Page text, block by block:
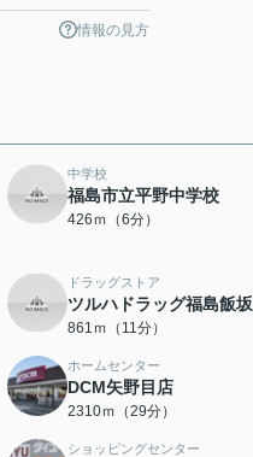
情報の見方
中学校
福島市立平野中学校
426ｍ（6分）
ドラッグストア
ツルハドラッグ福島飯
861ｍ（11分）
ホームセンター
DCM矢野目店
2310ｍ（29分）
ショッピングセンター